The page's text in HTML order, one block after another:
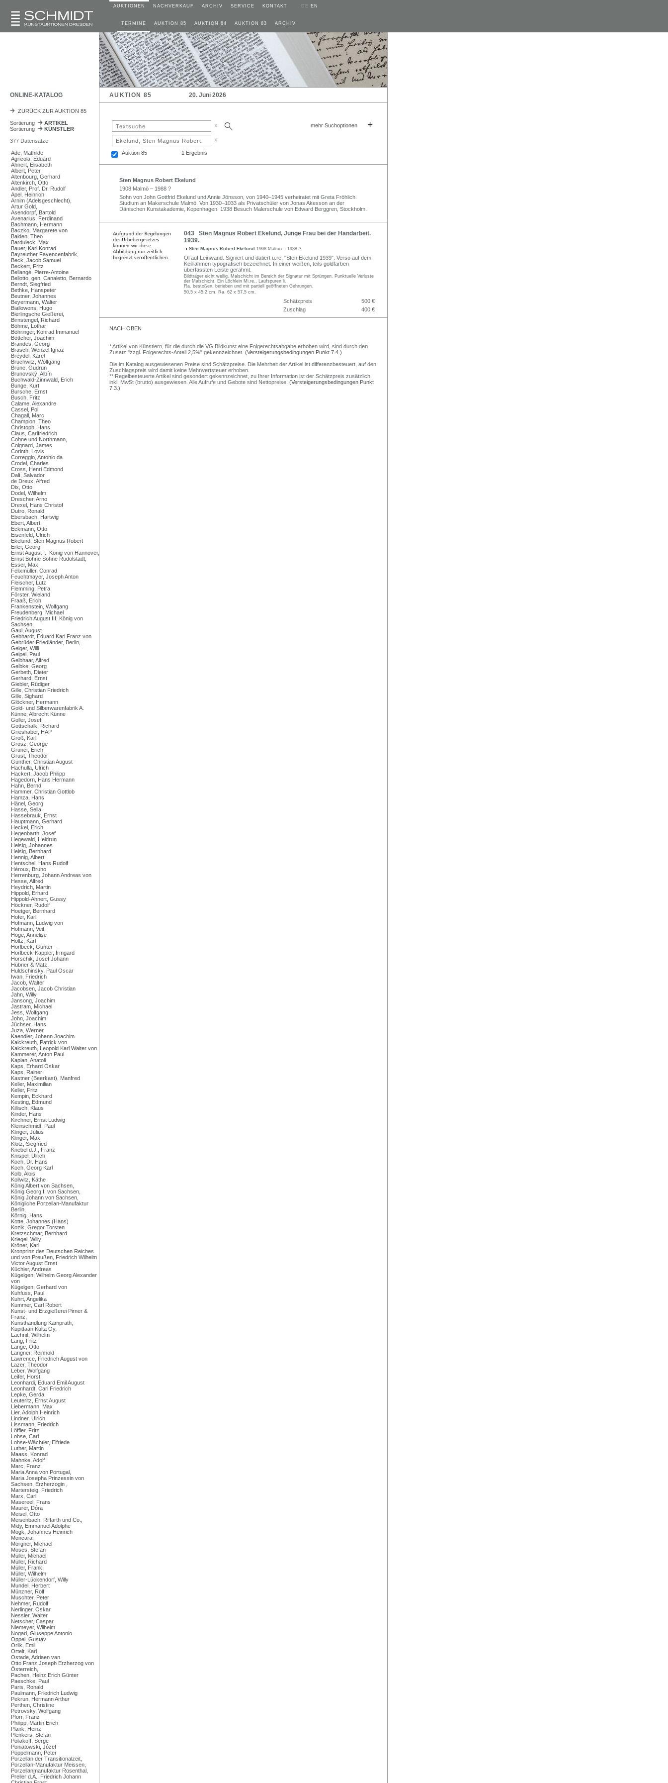
AUKTIONEN NACHVERKAUF ARCHIV SERVICE KONTAKT DE EN
TERMINE AUKTION 85 AUKTION 84 AUKTION 83 ARCHIV
ONLINE-KATALOG AUKTION 85 20. Juni 2026
ZURÜCK ZUR AUKTION 85
Sortierung
ARTIKEL
Sortierung
KÜNSTLER
377 Datensätze
Ade, Mathilde
Agricola, Eduard
Ahnert, Elisabeth
Albert, Peter
Altenbourg, Gerhard
Altenkirch, Otto
Andler, Prof. Dr. Rudolf
Apel, Heinrich
Arnim (Adelsgeschlecht),
Artur Gold,
Asendorpf, Bartold
Avenarius, Ferdinand
Bachmann, Hermann
Baczko, Margarete von
Balden, Theo
Barduleck, Max
Bauer, Karl Konrad
Bayreuther Fayencenfabrik,
Beck, Jacob Samuel
Beckert, Fritz
Bellangé, Pierre-Antoine
Bellotto, gen. Canaletto, Bernardo
Berndt, Siegfried
Bethke, Hanspeter
Beutner, Johannes
Beyermann, Walter
Biallowons, Hugo
Bierlingsche Gießerei,
Birnstengel, Richard
Böhme, Lothar
Böhringer, Konrad Immanuel
Böttcher, Joachim
Brandes, Georg
Brasch, Wenzel Ignaz
Breydel, Karel
Bruchwitz, Wolfgang
Brüne, Gudrun
Brunovský, Albín
Buchwald-Zinnwald, Erich
Bunge, Kurt
Bursche, Ernst
Busch, Fritz
Calame, Alexandre
Cassel, Pol
Chagall, Marc
Champion, Theo
Christoph, Hans
Claus, Carlfriedrich
Cohne und Northmann,
Coignard, James
Corinth, Lovis
Correggio, Antonio da
Crodel, Charles
Cross, Henri Edmond
Dalí, Salvador
de Dreux, Alfred
Dix, Otto
Dodel, Wilhelm
Drescher, Arno
Drexel, Hans Christof
Dutro, Ronald
Ebersbach, Hartwig
Ebert, Albert
Eckmann, Otto
Eisenfeld, Ulrich
Ekelund, Sten Magnus Robert
Erler, Georg
Ernst August I., König von Hannover,
Ernst Bohne Söhne Rudolstadt,
Esser, Max
Felixmüller, Conrad
Feuchtmayer, Joseph Anton
Fleischer, Lutz
Flemming, Petra
Förster, Wieland
Fraaß, Erich
Frankenstein, Wolfgang
Freudenberg, Michael
Friedrich August III, König von
Sachsen,
Gaul, August
Gebhardt, Eduard Karl Franz von
Gebrüder Friedländer, Berlin,
Geiger, Willi
Geipel, Paul
Gelbhaar, Alfred
Gelbke, Georg
Gerbeth, Dieter
Gerhard, Ernst
Giebler, Rüdiger
Gille, Christian Friedrich
Gille, Sighard
Glöckner, Hermann
Gold- und Silberwarenfabrik A.
Künne, Albrecht Künne
Goller, Josef
Gottschalk, Richard
Grieshaber, HAP
Groß, Karl
Grosz, George
Gruner, Erich
Grust, Theodor
Günther, Christian August
Hachulla, Ulrich
Hackert, Jacob Philipp
Hagedorn, Hans Hermann
Hahn, Bernd
Hammer, Christian Gottlob
Hamza, Hans
Hänel, Georg
Hasse, Sella
Hassebrauk, Ernst
Hauptmann, Gerhard
Heckel, Erich
Hegenbarth, Josef
Hegewald, Heidrun
Heisig, Johannes
Heisig, Bernhard
Hennig, Albert
Hentschel, Hans Rudolf
Héroux, Bruno
Herrenburg, Johann Andreas von
Hesse, Alfred
Heydrich, Martin
Hippold, Erhard
Hippold-Ahnert, Gussy
Höckner, Rudolf
Hoetger, Bernhard
Hofer, Karl
Hofmann, Ludwig von
Hofmann, Veit
Hoge, Annelise
Holtz, Karl
Horlbeck, Günter
Horlbeck-Kappler, Irmgard
Horschik, Josef Johann
Hübner & Matz,
Huldschinsky, Paul Oscar
Iwan, Friedrich
Jacob, Walter
Jacobsen, Jacob Christian
Jahn, Willy
Jansong, Joachim
Jastram, Michael
Jess, Wolfgang
John, Joachim
Jüchser, Hans
Juza, Werner
Kaendler, Johann Joachim
Kalckreuth, Patrick von
Kalckreuth, Leopold Karl Walter von
Kammerer, Anton Paul
Kaplan, Anatoli
Kaps, Erhard Oskar
Kaps, Rainer
Kastner (Beerkast), Manfred
Keller, Maximilian
Keller, Fritz
Kempin, Eckhard
Kesting, Edmund
Killisch, Klaus
Kinder, Hans
Kirchner, Ernst Ludwig
Kleinschmidt, Paul
Klinger, Julius
Klinger, Max
Klotz, Siegfried
Knebel d.J., Franz
Knispel, Ulrich
Koch, Dr. Hans
Koch, Georg Karl
Kolb, Alois
Kollwitz, Käthe
König Albert von Sachsen,
König Georg I. von Sachsen,
König Johann von Sachsen,
Königliche Porzellan-Manufaktur
Berlin,
Körnig, Hans
Kotte, Johannes (Hans)
Kozik, Gregor Torsten
Kretzschmar, Bernhard
Kriegel, Willy
Kröner, Karl
Kronprinz des Deutschen Reiches
und von Preußen, Friedrich Wilhelm
Victor August Ernst
Küchler, Andreas
Kügelgen, Wilhelm Georg Alexander
von
Kügelgen, Gerhard von
Kuhfuss, Paul
Kuhrt, Angelika
Kummer, Carl Robert
Kunst- und Erzgießerei Pirner &
Franz,
Kunsthandlung Kamprath,
Kupittaan Kulta Oy,
Lachnit, Wilhelm
Lang, Fritz
Lange, Otto
Langner, Reinhold
Lawrence, Friedrich August von
Lazer, Theodor
Leber, Wolfgang
Leifer, Horst
Leonhardi, Eduard Emil August
Leonhardt, Carl Friedrich
Lepke, Gerda
Leuteritz, Ernst August
Liebermann, Max
Lier, Adolph Heinrich
Lindner, Ulrich
Lissmann, Friedrich
Löffler, Fritz
Lohse, Carl
Lohse-Wächtler, Elfriede
Luther, Martin
Maass, Konrad
Mahnke, Adolf
Marc, Franz
Maria Anna von Portugal,
Maria Josepha Prinzessin von
Sachsen, Erzherzogin ,
Martersteig, Friedrich
Marx, Carl
Masereel, Frans
Maurer, Dóra
Meisel, Otto
Meisenbach, Riffarth und Co.,
Midy, Emmanuel Adolphe
Mogk, Johannes Heinrich
Moncara,
Morgner, Michael
Moses, Stefan
Müller, Michael
Müller, Richard
Müller, Frank
Müller, Wilhelm
Müller-Lückendorf, Willy
Mundel, Herbert
Münzner, Rolf
Muschter, Peter
Nehmer, Rudolf
Nerlinger, Oskar
Nessler, Walter
Netscher, Caspar
Niemeyer, Wilhelm
Nogari, Giuseppe Antonio
Oppel, Gustav
Orlik, Emil
Ortelt, Karl
Ostade, Adriaen van
Otto Franz Joseph Erzherzog von
Österreich,
Pachen, Heinz Erich Günter
Paeschke, Paul
Paris, Ronald
Paulmann, Friedrich Ludwig
Pekrun, Hermann Arthur
Perthen, Christine
Petrovsky, Wolfgang
Pforr, Franz
Philipp, Martin Erich
Plank, Heinz
Plenkers, Stefan
Poliakoff, Serge
Poniatowski, Józef
Pöppelmann, Peter
Porzellan der Transitionalzeit,
Porzellan-Manufaktur Meissen,
Porzellanmanufaktur Rosenthal,
Preller d.Ä., Friedrich Johann
x mehr Suchoptionen +
x
Auktion 85 1 Ergebnis
Sten Magnus Robert Ekelund
1908 Malmö – 1988 ?
Sohn von John Gottfrid Ekelund und Annie Jönsson, von 1940–1945 verheiratet mit Greta Fröhlich.
Studium an Makerschule Malmö. Von 1930–1033 als Privatschüler von Jonas Akesson an der
Dänischen Kunstakademie, Kopenhagen. 1938 Besuch Malerschule von Edward Berggren, Stockholm.
043 Sten Magnus Robert Ekelund, Junge Frau bei der Handarbeit.
1939.
Sten Magnus Robert Ekelund 1908 Malmö – 1988 ?
Öl auf Leinwand. Signiert und datiert u.re. "Sten Ekelund 1939". Verso auf dem
Keilrahmen typografisch bezeichnet. In einer weißen, teils goldfarben
überfassten Leiste gerahmt.
Bildträger eicht wellig. Malschicht im Bereich der Signatur mit Sprüngen. Punktuelle Verluste
der Malschicht. Ein Löchlein Mi.re., Laufspuren li.
Ra. bestoßen, berieben und mit partiell geöffneten Gehrungen.
50,5 x 45,2 cm, Ra. 62 x 57,5 cm.
Schätzpreis
500 €
Zuschlag
400 €
NACH OBEN
* Artikel von Künstlern, für die durch die VG Bildkunst eine Folgerechtsabgabe erhoben wird, sind durch den
Zusatz "zzgl. Folgerechts-Anteil 2,5%" gekennzeichnet. (Versteigerungsbedingungen Punkt 7.4.)
Die im Katalog ausgewiesenen Preise sind Schätzpreise. Die Mehrheit der Artikel ist differenzbesteuert, auf den
Zuschlagspreis wird damit keine Mehrwertsteuer erhoben.
** Regelbesteuerte Artikel sind gesondert gekennzeichnet, zu Ihrer Information ist der Schätzpreis zusätzlich
inkl. MwSt (brutto) ausgewiesen. Alle Aufrufe und Gebote sind Nettopreise. (Versteigerungsbedingungen Punkt
7.3.)